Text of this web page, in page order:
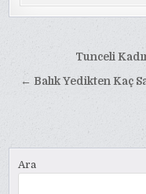
gezinmesi
Tunceli
← Balık Yedikten Kaç
Ara